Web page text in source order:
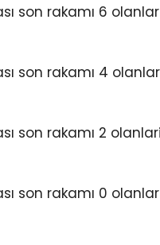
son rakamı 6
son rakamı 4
son rakamı 2
son rakamı 0